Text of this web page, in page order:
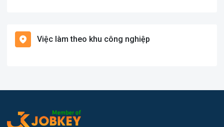
Văn Phòng
Lao Động Phổ Thông
Việc làm Cát Hải
Việc làm Tiên Lãng
Việc làm theo khu công nghiệp